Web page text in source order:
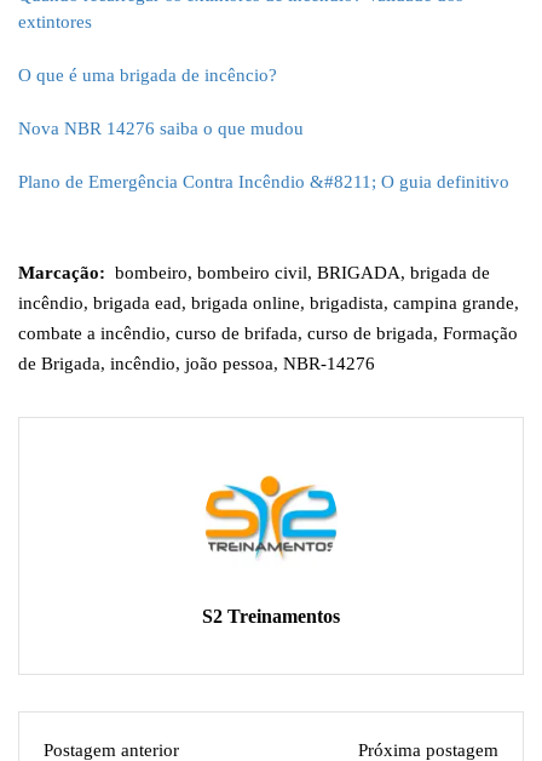
extintores
O que é uma brigada de incêncio?
Nova NBR 14276 saiba o que mudou
Plano de Emergência Contra Incêndio &#8211; O guia definitivo
Marcação: bombeiro, bombeiro civil, BRIGADA, brigada de
incêndio, brigada ead, brigada online, brigadista, campina grande,
combate a incêndio, curso de brifada, curso de brigada, Formação
de Brigada, incêndio, joão pessoa, NBR-14276
S2 Treinamentos
Postagem anterior Próxima postagem